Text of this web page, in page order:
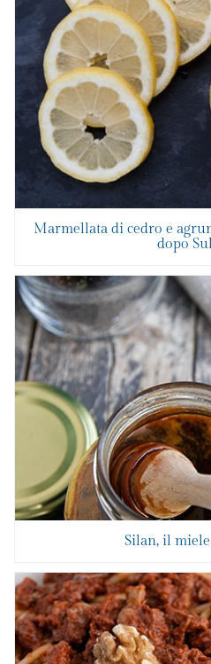
Marmellata di cedro e
dopo
Silan, il